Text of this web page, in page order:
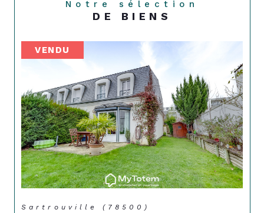
Notre sélection
DE BIENS
VENDU
Sartrouville (78500)